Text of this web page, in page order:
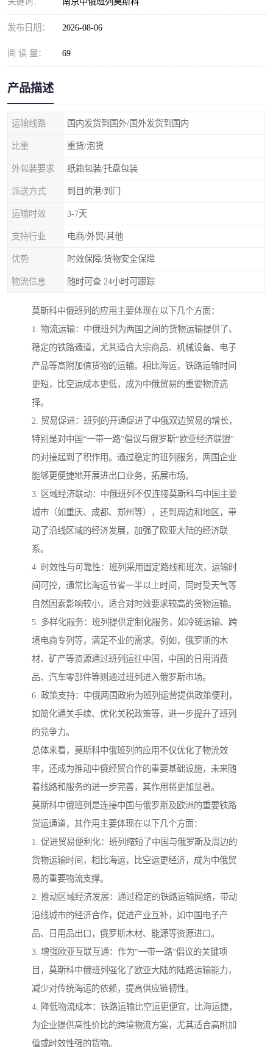
发布日期： 2026-08-06
阅 读 量： 69
产品描述
运输线路 国内发货到国外/国外发货到国内
比重 重货/泡货
外包装要求 纸箱包装/托盘包装
派送方式 到目的港/到门
运输时效 3-7天
支持行业 电商/外贸/其他
优势 时效保障/货物安全保障
物流信息 随时可查 24小时可跟踪
莫斯科中俄班列的应用主要体现在以下几个方面：
1. 物流运输：中俄班列为两国之间的货物运输提供了、
稳定的铁路通道，尤其适合大宗商品、机械设备、电子
产品等高附加值货物的运输。相比海运，铁路运输时间
更短，比空运成本更低，成为中俄贸易的重要物流选
择。
2. 贸易促进：班列的开通促进了中俄双边贸易的增长，
特别是对中国“一带一路”倡议与俄罗斯“欧亚经济联盟”
的对接起到了积作用。通过稳定的班列服务，两国企业
能够更便捷地开展进出口业务，拓展市场。
3. 区域经济联动：中俄班列不仅连接莫斯科与中国主要
城市（如重庆、成都、郑州等），还到周边和地区，带
动了沿线区域的经济发展，加强了欧亚大陆的经济联
系。
4. 时效性与可靠性：班列采用固定路线和班次，运输时
间可控，通常比海运节省一半以上时间，同时受天气等
自然因素影响较小，适合对时效要求较高的货物运输。
5. 多样化服务：班列提供定制化服务，如冷链运输、跨
境电商专列等，满足不业的需求。例如，俄罗斯的木
材、矿产等资源通过班列运往中国，中国的日用消费
品、汽车零部件等则通过班列进入俄罗斯市场。
6. 政策支持：中俄两国政府为班列运营提供政策便利，
如简化通关手续、优化关税政策等，进一步提升了班列
的竞争力。
总体来看，莫斯科中俄班列的应用不仅优化了物流效
率，还成为推动中俄经贸合作的重要基础设施，未来随
着线路和服务的进一步完善，其作用将更加显著。
莫斯科中俄班列是连接中国与俄罗斯及欧洲的重要铁路
货运通道，其作用主要体现在以下几个方面：
1. 促进贸易便利化：班列缩短了中国与俄罗斯及周边的
货物运输时间，相比海运，比空运更经济，成为中俄贸
易的重要物流支撑。
2. 推动区域经济发展：通过稳定的铁路运输网络，带动
沿线城市的经济合作，促进产业互补，如中国电子产
品、日用品出口，俄罗斯木材、能源等资源进口。
3. 增强欧亚互联互通：作为“一带一路”倡议的关键项
目，莫斯科中俄班列强化了欧亚大陆的陆路运输能力，
减少对传统海运的依赖，提高供应链韧性。
4. 降低物流成本：铁路运输比空运更便宜，比海运捷，
为企业提供高性价比的跨境物流方案，尤其适合高附加
值或时效性强的货物。